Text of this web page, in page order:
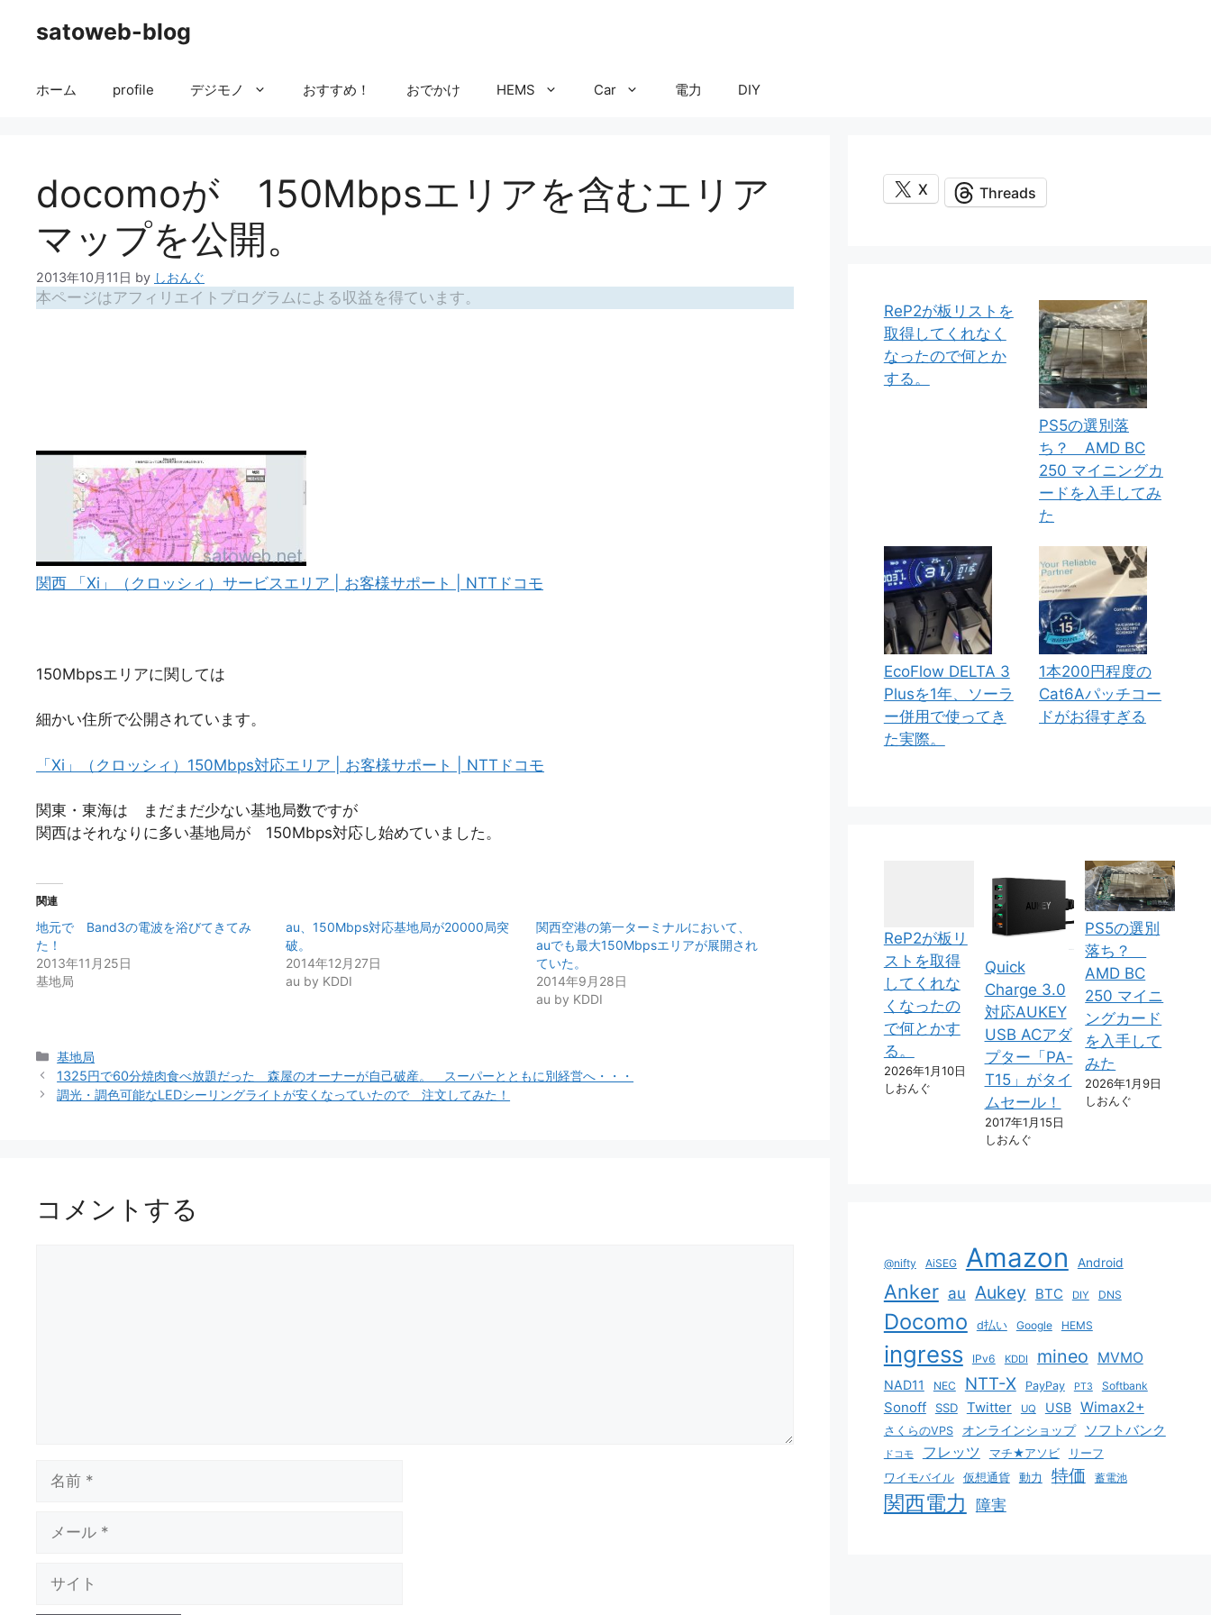
satoweb-blog
ホーム profile デジモノ おすすめ！ おでかけ HEMS Car 電力 DIY
docomoが 150Mbpsエリアを含むエリア
マップを公開。
2013年10月11日 by しおんぐ
本ページはアフィリエイトプログラムによる収益を得ています。
関西 「Xi」（クロッシィ）サービスエリア | お客様サポート | NTTドコモ
150Mbpsエリアに関しては
細かい住所で公開されています。
「Xi」（クロッシィ）150Mbps対応エリア | お客様サポート | NTTドコモ
関東・東海は まだまだ少ない基地局数ですが
関西はそれなりに多い基地局が 150Mbps対応し始めていました。
関連
地元で Band3の電波を浴びてきてみ
た！
2013年11月25日
基地局
au、150Mbps対応基地局が20000局突
破。
2014年12月27日
au by KDDI
関西空港の第一ターミナルにおいて、
auでも最大150Mbpsエリアが展開され
ていた。
2014年9月28日
au by KDDI
カ
テ
ゴ
基地局
1325円で60分焼肉食べ放題だった 森屋のオーナーが自己破産。 スーパーとともに別経営へ・・・
調光・調色可能なLEDシーリングライトが安くなっていたので 注文してみた！
コメントする
X Threads
ReP2が板リストを
取得してくれなく
なったので何とか
する。
PS5の選別落
ち？ AMD BC
250 マイニングカ
ードを入手してみ
た
EcoFlow DELTA 3
Plusを1年、ソーラ
ー併用で使ってき
た実際。
1本200円程度の
Cat6Aパッチコー
ドがお得すぎる
ReP2が板リ
ストを取得
してくれな
くなったの
で何とかす
る。
2026年1月10日
しおんぐ
Quick
Charge 3.0
対応AUKEY
USB ACアダ
プター「PA-
T15」がタイ
ムセール！
2017年1月15日
しおんぐ
PS5の選別
落ち？
AMD BC
250 マイニ
ングカード
を入手して
みた
2026年1月9日
しおんぐ
@nifty AiSEG Amazon Android
Anker au Aukey BTC DIY DNS
Docomo d払い Google HEMS
ingress IPv6 KDDI mineo MVMO
NAD11 NEC NTT-X PayPay PT3 Softbank
Sonoff SSD Twitter UQ USB Wimax2+
さくらのVPS オンラインショップ ソフトバンク
ドコモ フレッツ マチ★アソビ
リーフ
ワイモバイル
仮想通貨 動力 特価 蓄電池
関西電力 障害